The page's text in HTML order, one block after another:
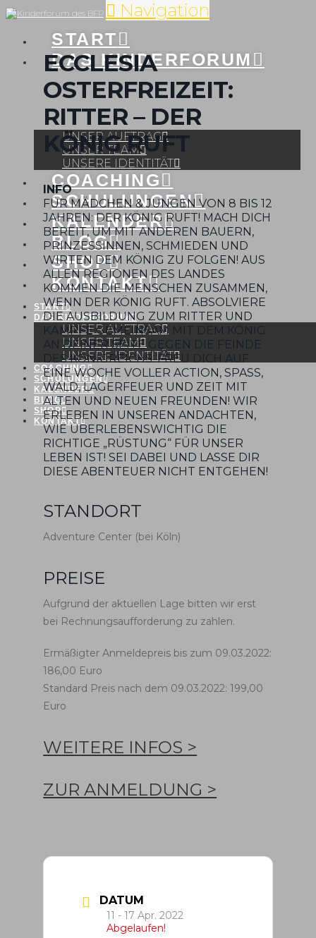
Navigation
START
DAS KINDERFORUM
UNSER AUFTRAG
UNSER TEAM
UNSERE IDENTITÄT
COACHING
SCHULUNGEN
KALENDER
BLOG
SHOP
KONTAKT
START
DAS KINDERFORUM
UNSER AUFTRAG
UNSER TEAM
UNSERE IDENTITÄT
COACHING
SCHULUNGEN
KALENDER
BLOG
SHOP
KONTAKT
ECCLESIA
OSTERFREIZEIT:
RITTER – DER
KÖNIG RUFT
INFO
FÜR MÄDCHEN & JUNGEN VON 8 BIS 12
JAHREN: DER KÖNIG RUFT! MACH DICH
BEREIT, UM MIT ANDEREN BAUERN,
PRINZESSINNEN, SCHMIEDEN UND
WIRTEN DEM KÖNIG ZU FOLGEN! AUS
ALLEN REGIONEN DES LANDES
KOMMEN DIE MENSCHEN ZUSAMMEN,
WENN DER KÖNIG RUFT. ABSOLVIERE
DIE AUSBILDUNG ZUM RITTER UND
KÄMPFE GEMEINSAM MIT DEM KÖNIG
AN DEINER SEITE GEGEN DIE FEINDE
DES KÖNIGREICHS. FREU DICH AUF
EINE WOCHE VOLLER ACTION, SPASS, W
ALD, LAGERFEUER UND ZEIT MIT A
LTEN UND NEUEN FREUNDEN! WIR E
RLEBEN IN UNSEREN ANDACHTEN, W
IE ÜBERLEBENSWICHTIG DIE R
ICHTIGE „RÜSTUNG“ FÜR UNSER L
EBEN IST! SEI DABEI UND LASSE DIR D
IESE ABENTEUER NICHT ENTGEHEN!
STANDORT
Adventure Center (bei Köln)
PREISE
Aufgrund der aktuellen Lage bitten wir erst
bei Rechnungsaufforderung zu zahlen.
Ermäßigter Anmeldepreis bis zum 09.03.2022:
186,00 Euro
Standard Preis nach dem 09.03.2022: 199,00
Euro
WEITERE INFOS >
ZUR ANMELDUNG >
DATUM
11 - 17 Apr. 2022
Abgelaufen!